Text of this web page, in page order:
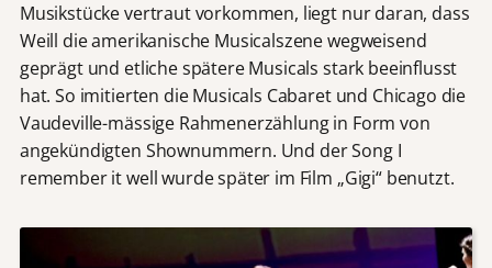
Musikstücke vertraut vorkommen, liegt nur daran, dass
Weill die amerikanische Musicalszene wegweisend
geprägt und etliche spätere Musicals stark beeinflusst
hat. So imitierten die Musicals Cabaret und Chicago die
Vaudeville-mässige Rahmenerzählung in Form von
angekündigten Shownummern. Und der Song I
remember it well wurde später im Film „Gigi“ benutzt.